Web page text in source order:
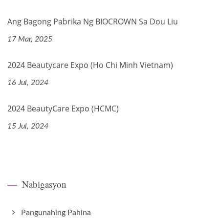
Ang Bagong Pabrika Ng BIOCROWN Sa Dou Liu
17 Mar, 2025
2024 Beautycare Expo (Ho Chi Minh Vietnam)
16 Jul, 2024
2024 BeautyCare Expo (HCMC)
15 Jul, 2024
Nabigasyon
Pangunahing Pahina